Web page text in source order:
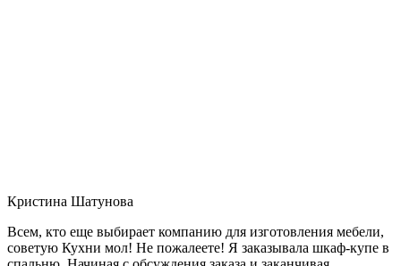
Кристина Шатунова
Всем, кто еще выбирает компанию для изготовления мебели,
советую Кухни мол! Не пожалеете! Я заказывала шкаф-купе в